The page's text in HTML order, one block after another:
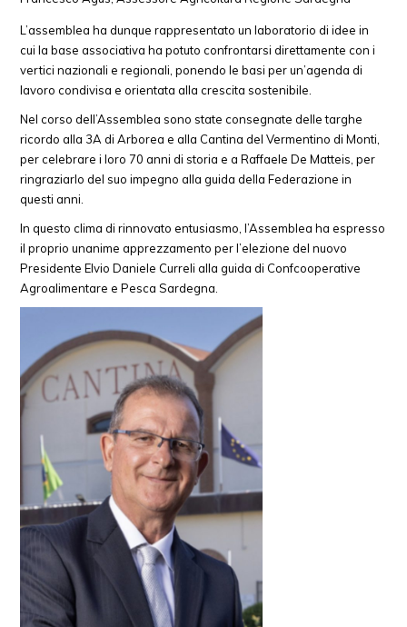
L’assemblea ha dunque rappresentato un laboratorio di idee in
cui la base associativa ha potuto confrontarsi direttamente con i
vertici nazionali e regionali, ponendo le basi per un’agenda di
lavoro condivisa e orientata alla crescita sostenibile.
Nel corso dell’Assemblea sono state consegnate delle targhe
ricordo alla 3A di Arborea e alla Cantina del Vermentino di Monti,
per celebrare i loro 70 anni di storia e a Raffaele De Matteis, per
ringraziarlo del suo impegno alla guida della Federazione in
questi anni.
In questo clima di rinnovato entusiasmo, l’Assemblea ha espresso
il proprio unanime apprezzamento per l’elezione del nuovo
Presidente Elvio Daniele Curreli alla guida di Confcooperative
Agroalimentare e Pesca Sardegna.